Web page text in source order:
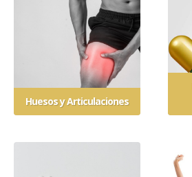
Huesos y Articulaciones